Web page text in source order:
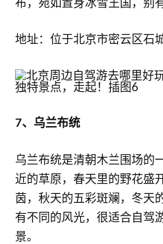
地址：位于北京市密云区石
7、乌兰布统
乌兰布统是清朝木兰围场的
近的草原，春天里的野花盛
茵，秋天的五彩斑斓，冬天
有不同的风光，很适合自驾
景。